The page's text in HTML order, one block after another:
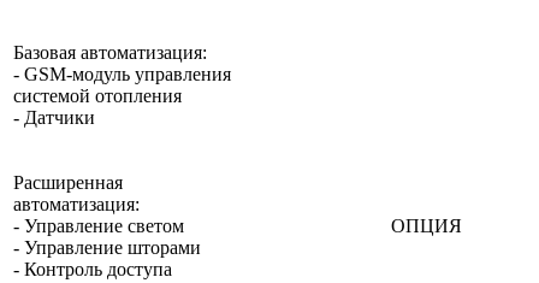
Базовая автоматизация:
- GSM-модуль управления
системой отопления
- Датчики
Расширенная
автоматизация:
- Управление светом
- Управление шторами
- Контроль доступа
ОПЦИЯ